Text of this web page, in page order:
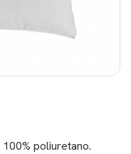
poliuretano.